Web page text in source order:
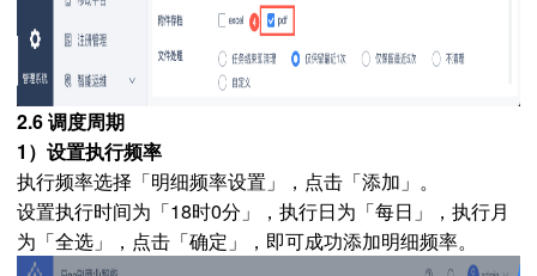
2.6 调度周期
1）设置执行频率
执行频率选择「明细频率设置」，点击「添加」。
设置执行时间为「18时0分」，执行日为「每日」，执行月
为「全选」，点击「确定」，即可成功添加明细频率。